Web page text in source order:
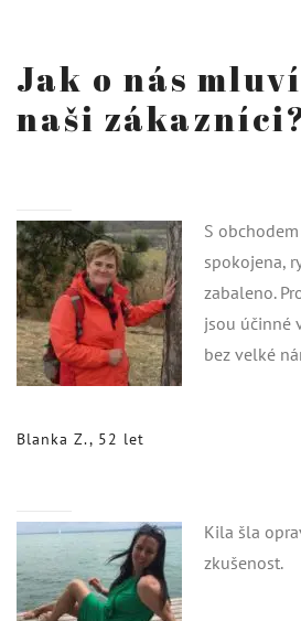
Jak o nás
naši
S
spokojena,
zabaleno.
jsou účinné
bez velké
Blanka Z., 52 let
Kila šla
zkušenost.